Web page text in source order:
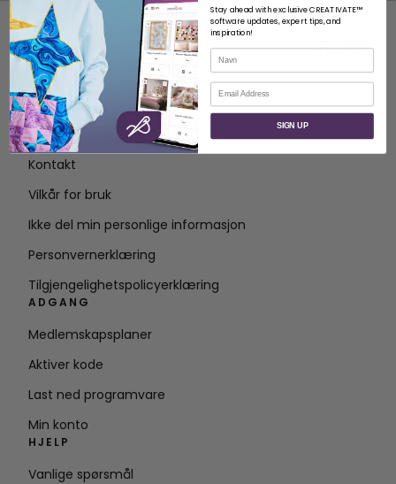
OM
Om SVP Worldwide
Kontakt
Vilkår for bruk
Ikke del min personlige informasjon
Personvernerklæring
Tilgjengelighetspolicyerklæring
ADGANG
Medlemskapsplaner
Aktiver kode
Last ned programvare
Min konto
HJELP
Vanlige spørsmål
Stay ahead with exclusive CREATIVATE™
software updates, expert tips, and
inspiration!
Navn
E-post
SIGN UP